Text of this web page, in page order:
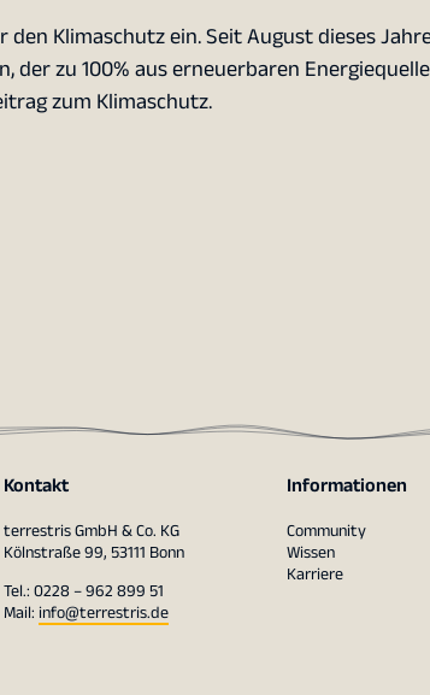
Klimaschutz ein. Seit August dieses
der zu 100% aus erneuerbaren
zum Klimaschutz.
Kontakt
terrestris GmbH & Co. KG
Kölnstraße 99, 53111 Bonn
Tel.: 0228 – 962 899 51
Mail:info@terrestris.de
Informationen
Community
Wissen
Karriere